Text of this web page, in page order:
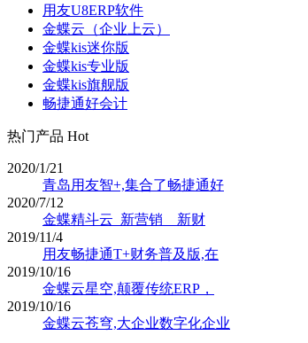
用友U8ERP软件
金蝶云（企业上云）
金蝶kis迷你版
金蝶kis专业版
金蝶kis旗舰版
畅捷通好会计
热门产品 Hot
2020/1/21
青岛用友智+,集合了畅捷通好
2020/7/12
金蝶精斗云_新营销 _ 新财
2019/11/4
用友畅捷通T+财务普及版,在
2019/10/16
金蝶云星空,颠覆传统ERP，
2019/10/16
金蝶云苍穹,大企业数字化企业